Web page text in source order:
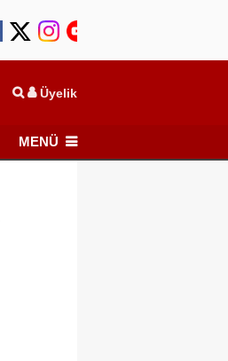
Üyelik
Köşe Yazarları
MENÜ